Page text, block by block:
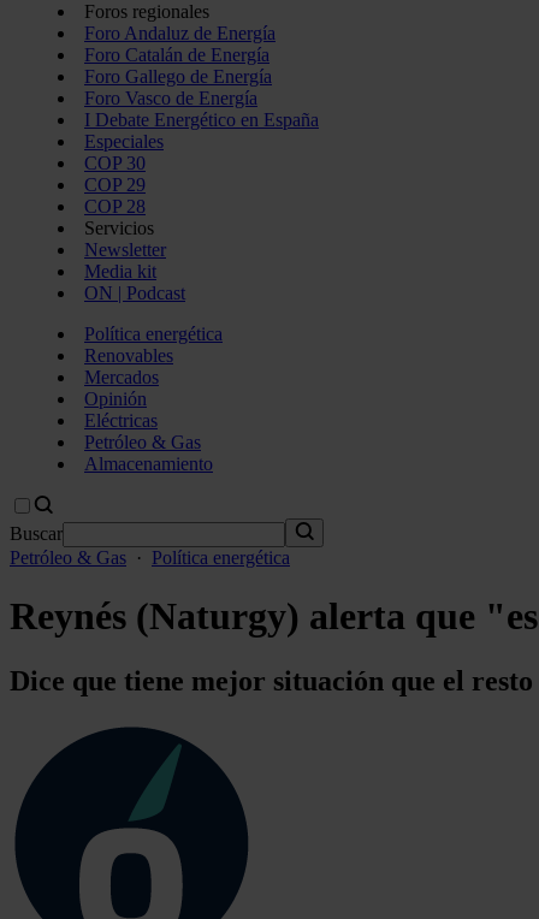
Foros regionales
Foro Andaluz de Energía
Foro Catalán de Energía
Foro Gallego de Energía
Foro Vasco de Energía
I Debate Energético en España
Especiales
COP 30
COP 29
COP 28
Servicios
Newsletter
Media kit
ON | Podcast
Política energética
Renovables
Mercados
Opinión
Eléctricas
Petróleo & Gas
Almacenamiento
Buscar
Petróleo & Gas · Política energética
Reynés (Naturgy) alerta que
Dice que tiene mejor situación que el resto